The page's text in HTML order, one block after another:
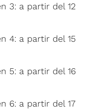
3: a partir del 12
4: a partir del 15
5: a partir del 16
6: a partir del 17